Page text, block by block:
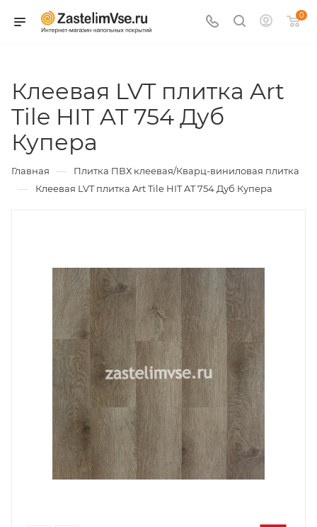
0
Клеевая LVT плитка Art
Tile HIT AT 754 Дуб
Купера
Главная — Плитка ПВХ клеевая/Кварц-виниловая плитка
— Клеевая LVT плитка Art Tile HIT AT 754 Дуб Купера